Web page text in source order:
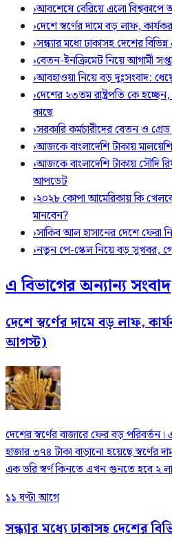
›আবশেষে বেরিয়ে এলো বিশ্বকাপে
›দেশে স্বর্ণের দামে বড় লাফ,
›সন্ধ্যার মধ্যে ঢাকাসহ দেশের
›বেতন-ইনক্রিমেট নিয়ে আগামী
›আবহাওয়া নিয়ে বড় দুঃসংবাদ:
›দেশের ২৩তম রাষ্ট্রপতি কে হচ্ছেন,
কাছে
›সরকারি কর্মচারীদের বেতন ও গ্রেড
›আজকে বাংলাদেশি টাকায়
›আজকে বাংলাদেশি টাকায় সৌদি
আপডেট
›২০২৮ কোপা আমেরিকায় কি
মানবেন?
›সাকিব আল হাসানের দেশে ফেরা
›নতুন পে-স্কেল নিয়ে বড় সুখবর,
এ বিভাগের অন্যান্য সংবাদ
দেশে স্বর্ণের দামে বড় লাফ,
আগস্ট)
দেশের স্বর্ণের বাজারে ফের বড়
হাজার ৩৭৪ টাকা বাড়ানো হয়েছে স্বর্ণের
এক ভরি স্বর্ণ কিনতে এখন গুনতে হবে ২
১১ ঘণ্টা আগে
সন্ধ্যার মধ্যে ঢাকাসহ দেশের